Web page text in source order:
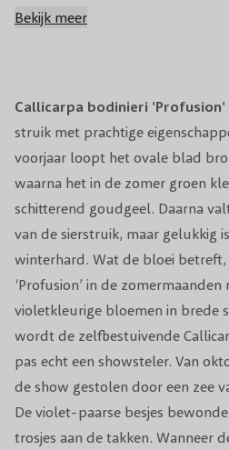
Callicarpa bodinieri 'Profusion'
struik met prachtige
voorjaar loopt het ovale blad
waarna het in de zomer groen
schitterend goudgeel. Daarna
van de sierstruik, maar gelukkig
winterhard. Wat de bloei
‘Profusion’ in de
violetkleurige bloemen in brede
wordt de zelfbestuivende
pas echt een showsteler. Van
de show gestolen door een zee
De violet-paarse besjes
trosjes aan de takken. Wanneer
Groenblijvend
Volwassen
hoogte
2 tot 3 meter
Snoeiperiode
Standplaats Zon/
WinterhardheidGoed
Planttijd Hele jaar door
Trekt insecten en
Aantal per m1 1
Aantal per m2 1
Bekijk meer